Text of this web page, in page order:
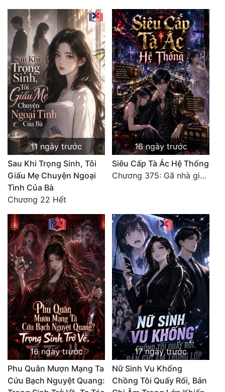
11 ngày trước
Sau Khi Trọng Sinh, Tôi
Giấu Mẹ Chuyện Ngoại
Tình Của Bà
Chương 22 Hết
16 ngày trước
Siêu Cấp Tà Ác Hệ Thống
Chương 375: Gã nhà giàu láo xược
16 ngày trước
Phu Quân Mượn Mạng Ta
Cứu Bạch Nguyệt Quang:
17 ngày trước
Nữ Sinh Vu Khống
Chồng Tôi Quấy Rối, Bản